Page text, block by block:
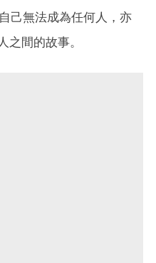
己無法成為任何人，亦
之間的故事。